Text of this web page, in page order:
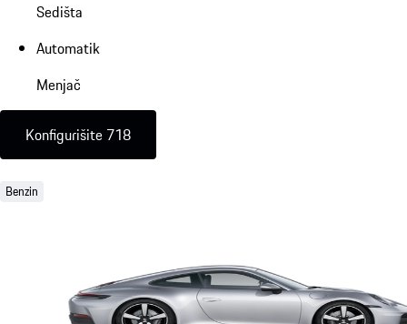
Sedišta
Automatik
Menjač
Konfigurišite 718
Benzin